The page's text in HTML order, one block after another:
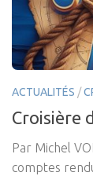
ACTUALITÉS /
Croisière
Par Michel
comptes